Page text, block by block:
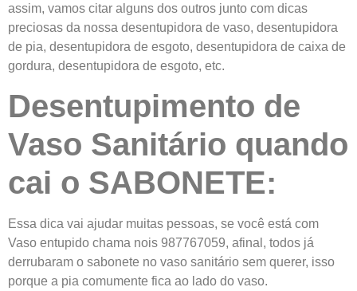
assim, vamos citar alguns dos outros junto com dicas
preciosas da nossa desentupidora de vaso, desentupidora
de pia, desentupidora de esgoto, desentupidora de caixa de
gordura, desentupidora de esgoto, etc.
Desentupimento de
Vaso Sanitário quando
cai o SABONETE:
Essa dica vai ajudar muitas pessoas, se você está com
Vaso entupido chama nois 987767059, afinal, todos já
derrubaram o sabonete no vaso sanitário sem querer, isso
porque a pia comumente fica ao lado do vaso.